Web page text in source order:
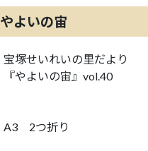
やよいの宙
宝塚せいれいの里だより
『やよいの宙』vol.40
A3 2つ折り